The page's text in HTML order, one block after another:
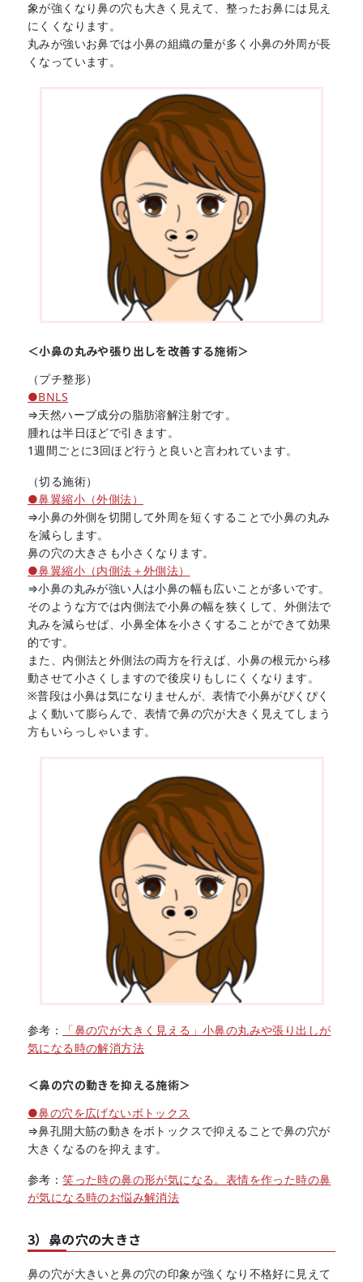
象が強くなり鼻の穴も大きく見えて、整ったお鼻には見え
にくくなります。
丸みが強いお鼻では小鼻の組織の量が多く小鼻の外周が長
くなっています。
＜小鼻の丸みや張り出しを改善する施術＞
（プチ整形）
●BNLS
⇒天然ハーブ成分の脂肪溶解注射です。
腫れは半日ほどで引きます。
1週間ごとに3回ほど行うと良いと言われています。
（切る施術）
●鼻翼縮小（外側法）
⇒小鼻の外側を切開して外周を短くすることで小鼻の丸み
を減らします。
鼻の穴の大きさも小さくなります。
●鼻翼縮小（内側法＋外側法）
⇒小鼻の丸みが強い人は小鼻の幅も広いことが多いです。
そのような方では内側法で小鼻の幅を狭くして、外側法で
丸みを減らせば、小鼻全体を小さくすることができて効果
的です。
また、内側法と外側法の両方を行えば、小鼻の根元から移
動させて小さくしますので後戻りもしにくくなります。
※普段は小鼻は気になりませんが、表情で小鼻がぴくぴく
よく動いて膨らんで、表情で鼻の穴が大きく見えてしまう
方もいらっしゃいます。
参考：
「鼻の穴が大きく見える」小鼻の丸みや張り出しが
気になる時の解消方法
＜鼻の穴の動きを抑える施術＞
●鼻の穴を広げないボトックス
⇒鼻孔開大筋の動きをボトックスで抑えることで鼻の穴が
大きくなるのを抑えます。
参考：笑った時の鼻の形が気になる。表情を作った時の鼻
が気になる時のお悩み解消法
3）鼻の穴の大きさ
鼻の穴が大きいと鼻の穴の印象が強くなり不格好に見えて